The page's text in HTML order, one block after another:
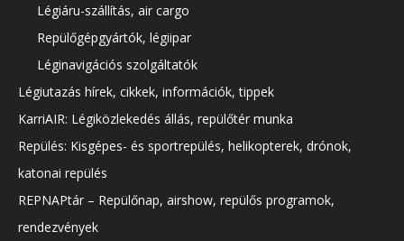
Légiáru-szállítás, air cargo
Repülőgépgyártók, légiipar
Léginavigációs szolgáltatók
Légiutazás hírek, cikkek, információk, tippek
KarriAIR: Légiközlekedés állás, repülőtér munka
Repülés: Kisgépes- és sportrepülés, helikopterek, drónok,
katonai repülés
REPNAPtár – Repülőnap, airshow, repülős programok,
rendezvények